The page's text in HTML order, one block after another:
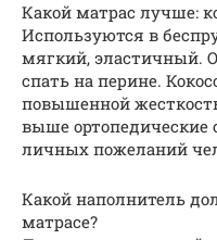
Какой матрас лучше:
Используются в
мягкий, эластичный.
спать на перине.
повышенной
выше ортопедические
личных пожеланий
Какой наполнитель
матрасе?